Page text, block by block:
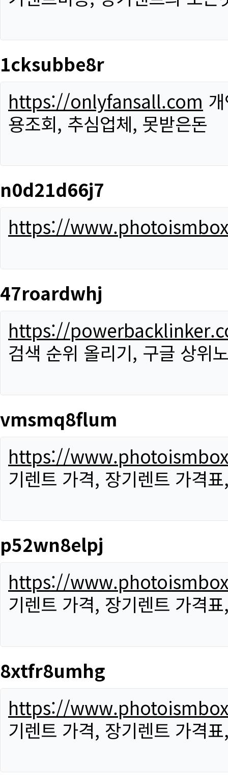
1cksubbe8r
https://onlyfansall.com
용조회, 추심업체, 못받은돈
n0d21d66j7
https://
47roardwhj
https://
검색 순위 올리기, 구글 상위
vmsmq8flum
https://
기렌트 가격, 장기렌트 가격
p52wn8elpj
https://
기렌트 가격, 장기렌트 가격
8xtfr8umhg
https://
기렌트 가격, 장기렌트 가격